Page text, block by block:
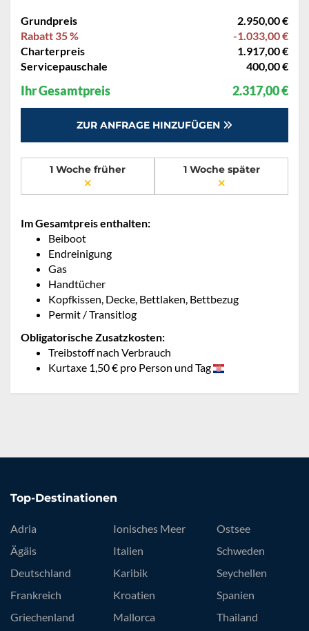
Grundpreis
2.950,00 €
Rabatt 35 %
-1.033,00 €
Charterpreis
1.917,00 €
Servicepauschale
400,00 €
Ihr Gesamtpreis 2.317,00 €
ZUR ANFRAGE HINZUFÜGEN
1 Woche früher 1 Woche später
Im Gesamtpreis enthalten:
Beiboot
Endreinigung
Gas
Handtücher
Kopfkissen, Decke, Bettlaken, Bettbezug
Permit / Transitlog
Obligatorische Zusatzkosten:
Treibstoff nach Verbrauch
Kurtaxe 1,50 € pro Person und Tag
Top-Destinationen
Adria
Ägäis
Deutschland
Frankreich
Griechenland
Ionisches Meer
Italien
Karibik
Kroatien
Mallorca
Ostsee
Schweden
Seychellen
Spanien
Thailand